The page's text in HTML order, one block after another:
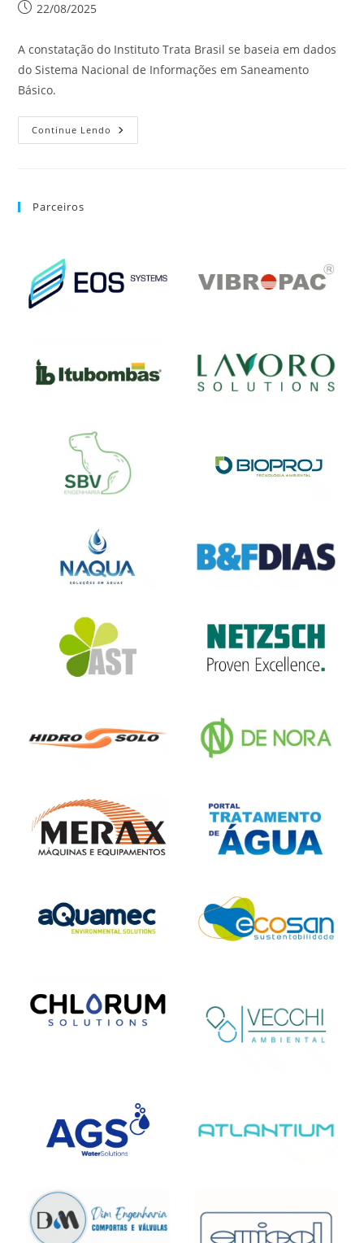
22/08/2025
A constatação do Instituto Trata Brasil se baseia em dados
do Sistema Nacional de Informações em Saneamento
Básico.
Continue Lendo
Parceiros